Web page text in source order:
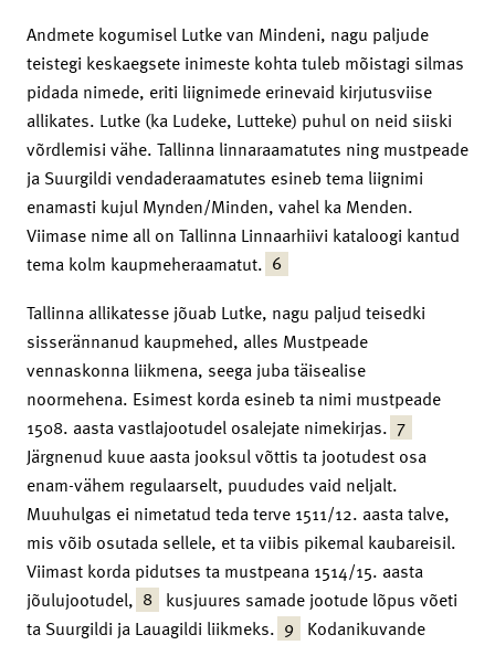
Andmete kogumisel Lutke van Mindeni, nagu paljude
teistegi keskaegsete inimeste kohta tuleb mõistagi silmas
pidada nimede, eriti liignimede erinevaid kirjutusviise
allikates. Lutke (ka Ludeke, Lutteke) puhul on neid siiski
võrdlemisi vähe. Tallinna linnaraamatutes ning mustpeade
ja Suurgildi vendaderaamatutes esineb tema liignimi
enamasti kujul Mynden/Minden, vahel ka Menden.
Viimase nime all on Tallinna Linnaarhiivi kataloogi kantud
tema kolm kaupmeheraamatut. 6
Tallinna allikatesse jõuab Lutke, nagu paljud teisedki
sisserännanud kaupmehed, alles Mustpeade
vennaskonna liikmena, seega juba täisealise
noormehena. Esimest korda esineb ta nimi mustpeade
1508. aasta vastlajootudel osalejate nimekirjas. 7
Järgnenud kuue aasta jooksul võttis ta jootudest osa
enam-vähem regulaarselt, puududes vaid neljalt.
Muuhulgas ei nimetatud teda terve 1511/12. aasta talve,
mis võib osutada sellele, et ta viibis pikemal kaubareisil.
Viimast korda pidutses ta mustpeana 1514/15. aasta
jõulujootudel, 8 kusjuures samade jootude lõpus võeti
ta Suurgildi ja Lauagildi liikmeks. 9 Kodanikuvande